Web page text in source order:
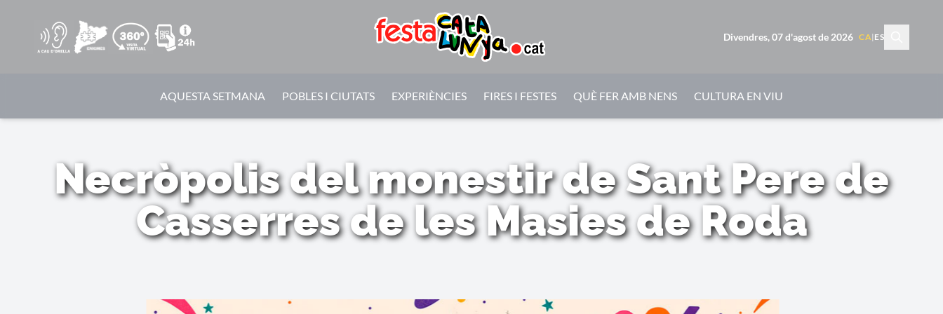
Divendres, 07 d'agost de 2026 CA| ES
AQUESTA SETMANA POBLES I CIUTATS EXPERIÈNCIES FIRES I FESTES QUÈ FER AMB NENS CULTURA EN VIU
Necròpolis del monestir de Sant Pere de
Casserres de les Masies de Roda